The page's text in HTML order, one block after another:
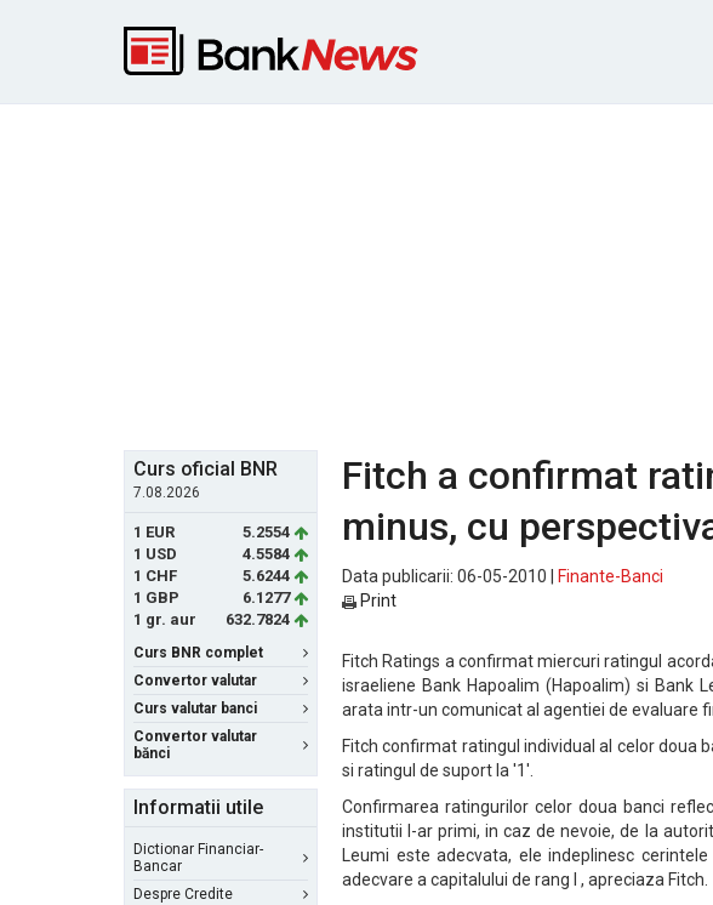
Curs oficial BNR
7.08.2026
1 EUR
5.2554
1 USD
4.5584
1 CHF
5.6244
1 GBP
6.1277
1 gr. aur
632.7824
Curs BNR complet
Convertor valutar
Curs valutar banci
Convertor valutar
bănci
Informatii utile
Dictionar Financiar-
Bancar
Despre Credite
Fitch a confirmat
minus, cu
Data publicarii: 06-05-2010 |
Finante-Banci
Print
Fitch Ratings a confirmat miercuri ratingul
israeliene Bank Hapoalim (Hapoalim) si Bank
arata intr-un comunicat al agentiei de evaluare
Fitch confirmat ratingul individual al celor doua
si ratingul de suport la '1'.
Confirmarea ratingurilor celor doua banci
institutii l-ar primi, in caz de nevoie, de la
Leumi este adecvata, ele indeplinesc
adecvare a capitalului de rang I , apreciaza Fitch.